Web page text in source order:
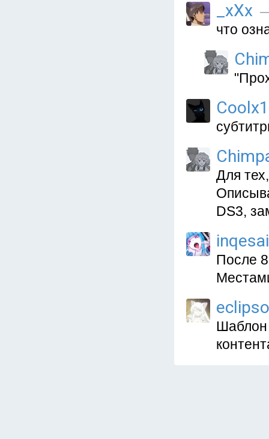
_xXx
что
Coolx1
Для
DS3,
inqesai
После
eclipso
Шаблон